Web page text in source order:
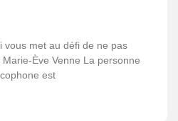
vous met au défi de ne pas
Ève Venne La personne
est